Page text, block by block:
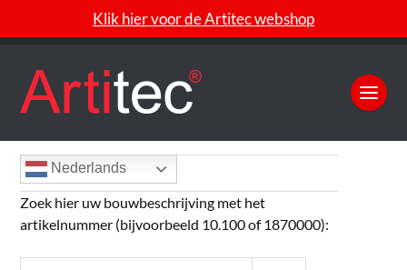
Klik hier voor de Artitec webshop
Nederlands
Zoek hier uw bouwbeschrijving met het
artikelnummer (bijvoorbeeld 10.100 of 1870000):